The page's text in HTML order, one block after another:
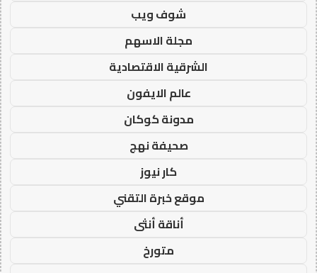
شوف ويب
مجلة الاسهم
الشرقية الاقتصادية
عالم الايفون
مدونة كوكان
صحيفة نهج
كار نيوز
موقع خبرة التقني
أناقة أنثى
متورخ